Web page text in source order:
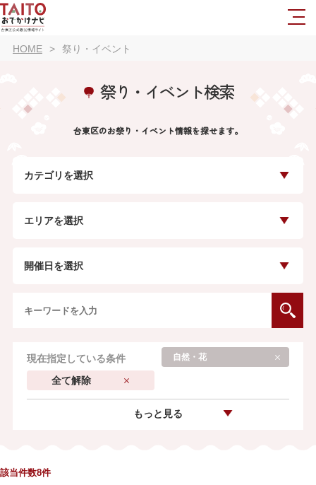
HOME 祭り・イベント
祭り・イベント検索
台東区のお祭り・イベント情報を探せます。
カテゴリを選択
エリアを選択
開催日を選択
現在指定している条件 自然・花
全て解除
もっと見る
該当件数8件